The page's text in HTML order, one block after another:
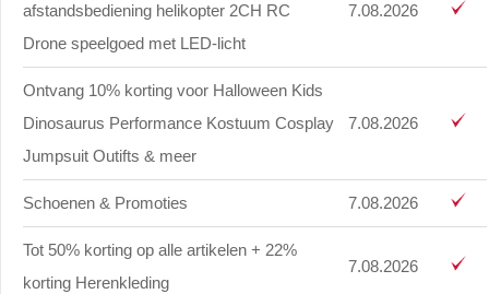
afstandsbediening helikopter 2CH RC
Drone speelgoed met LED-licht
7.08.2026
Ontvang 10% korting voor Halloween Kids
Dinosaurus Performance Kostuum Cosplay
Jumpsuit Outifts & meer
7.08.2026
Schoenen & Promoties 7.08.2026
Tot 50% korting op alle artikelen + 22%
korting Herenkleding
7.08.2026